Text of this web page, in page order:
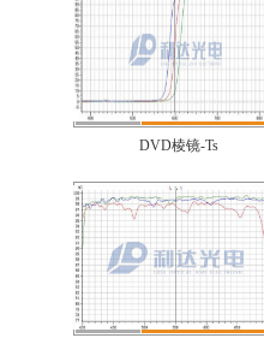
DVD棱镜-Ts